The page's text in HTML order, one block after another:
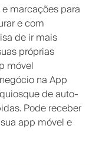
marcações para
e com
de ir mais
próprias
móvel
na App
de auto-
Pode receber
app móvel e